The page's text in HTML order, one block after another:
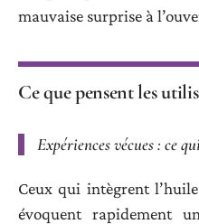
mauvaise surprise à
Ce que pensent les
Expériences vécues : ce
Ceux qui intègrent
évoquent rapidement